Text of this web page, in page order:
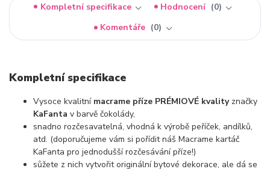
Kompletní specifikace Hodnocení
0
Komentáře
0
Kompletní specifikace
Vysoce kvalitní macrame příze PRÉMIOVÉ kvalityznačky
KaFanta v barvě čokolády,
snadno rozčesavatelná, vhodná k výrobě peříček, andílků,
atd. (doporučujeme vám si pořídit náš Macrame kartáč
KaFanta pro jednodušší rozčesávání příze!)
sůžete z nich vytvořit originální bytové dekorace, ale dá se